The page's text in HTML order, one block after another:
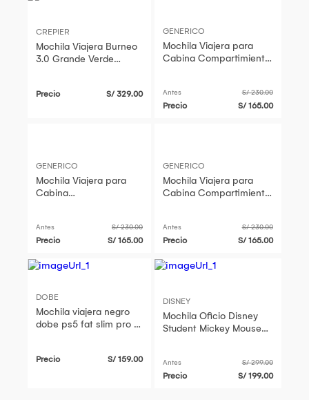
CREPIER
Mochila Viajera Burneo
3.0 Grande Verde
Precio S/ 329.00
GENERICO
Mochila Viajera para
Cabina Compartimiento
Antes S/ 230.00
Precio S/ 165.00
GENERICO
Mochila Viajera para
Cabina
Antes S/ 230.00
Precio S/ 165.00
GENERICO
Mochila Viajera para
Cabina Compartimiento
Antes S/ 230.00
Precio S/ 165.00
DOBE
Mochila viajera negro
dobe ps5 fat slim pro y
Precio S/ 159.00
DISNEY
Mochila Oficio Disney
Student Mickey Mouse
Antes S/ 299.00
Precio S/ 199.00